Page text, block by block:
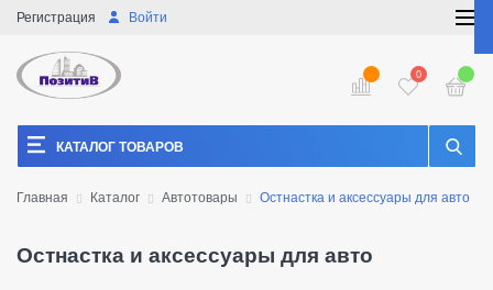
Войти
Регистрация
0
КАТАЛОГ ТОВАРОВ
Главная Каталог Автотовары Остнастка и аксессуары для авто
Остнастка и аксессуары для авто